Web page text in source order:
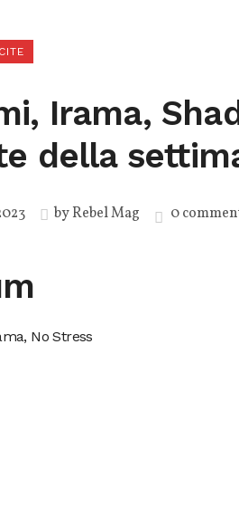
Irama,
della
byRebel Mag 0
No Stress